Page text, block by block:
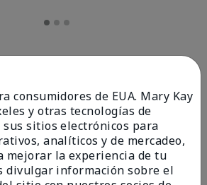
consumidores de EUA. Mary Kay
y otras tecnologías de
sitios electrónicos para
analíticos y de mercadeo,
mejorar la experiencia de tu
divulgar información sobre el